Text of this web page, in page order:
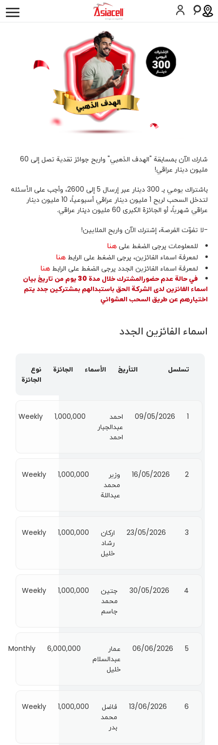
وظائف
شارك الآن بمسابقة "الهدف الذهبي" واربح جوائز نقدية تصل إلى 60
مليون دينار عراقي!
باشتراك يومي بـ 300 دينار عبر إرسال 5 إلى 2600، وأجب على الأسئله
لتدخل السحب لربح 1 مليون دينار عراقي أسبوعياً، 10 مليون دينار
عراقي شهرياً، أو الجائزة الكبرى 60 مليون دینار عراقي.
-لا تفوّت الفرصة، إشترك الآن واربح الملايين!
للمعلومات یرجی الضغط على هنا
لمعرفة اسماء الفائزين، یرجی الضغط على الرابط هنا
لمعرفة اسماء الفائزين الجدد یرجی الضغط على الرابط هنا
في حالة عدم حضورالمشترك خلال مدة 30 يوم من تاريخ بيان
اسماء الفائزين لدى الشركة الحق باستبدالهم بمشتركين جدد يتم
اختيارهم عن طريق السحب العشوائي
اسماء الفائزين الجدد
تسلسل التأريخ الأسماء الجائزة
نوع
الجائزة
1
09/05/2026
احمد
عبدالجبار
احمد
1,000,000
Weekly
2
16/05/2026
وزير
محمد
عبداللة
1,000,000
Weekly
3
23/05/2026
اركان
رشاد
خليل
1,000,000
Weekly
4
30/05/2026
جتين
محمد
جاسم
1,000,000
Weekly
5
06/06/2026
عمار
عبدالسلام
خليل
6,000,000
Monthly
6
13/06/2026
فاضل
محمد
بدر
1,000,000
Weekly